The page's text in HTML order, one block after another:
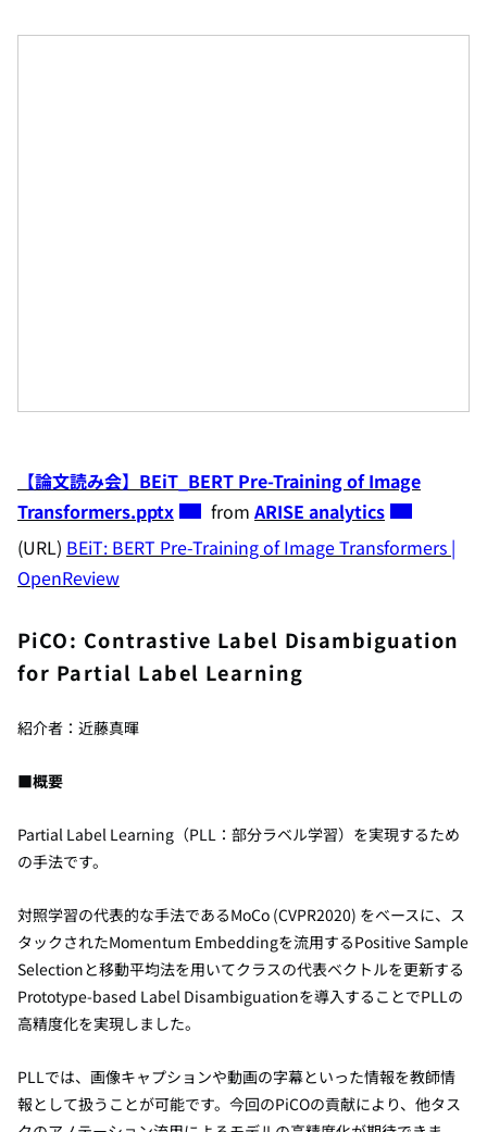
【論文読み会】BEiT_BERT Pre-Training of Image
Transformers.pptx
from ARISE analytics
(URL) BEiT: BERT Pre-Training of Image Transformers |
OpenReview
PiCO: Contrastive Label Disambiguation
for Partial Label Learning
紹介者：近藤真暉
■概要
Partial Label Learning（PLL：部分ラベル学習）を実現するため
の手法です。
対照学習の代表的な手法であるMoCo (CVPR2020) をベースに、ス
タックされたMomentum Embeddingを流用するPositive Sample
Selectionと移動平均法を用いてクラスの代表ベクトルを更新する
Prototype-based Label Disambiguationを導入することでPLLの
高精度化を実現しました。
PLLでは、画像キャプションや動画の字幕といった情報を教師情
報として扱うことが可能です。今回のPiCOの貢献により、他タス